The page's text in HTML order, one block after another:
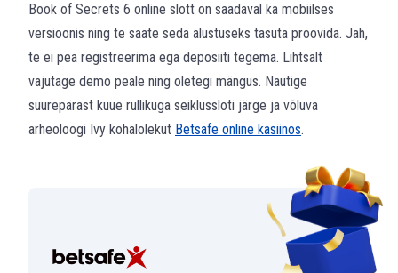
Book of Secrets 6 online slott on saadaval ka mobiilses
versioonis ning te saate seda alustuseks tasuta proovida. Jah,
te ei pea registreerima ega deposiiti tegema. Lihtsalt
vajutage demo peale ning oletegi mängus. Nautige
suurepärast kuue rullikuga seiklussloti järge ja võluva
arheoloogi Ivy kohalolekut Betsafe online kasiinos.